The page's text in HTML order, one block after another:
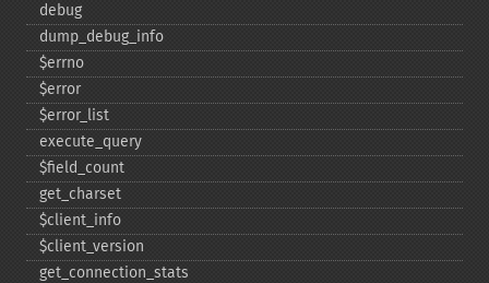
debug
dump_​debug_​info
$errno
$error
$error_​list
execute_​query
$field_​count
get_​charset
$client_​info
$client_​version
get_​connection_​stats